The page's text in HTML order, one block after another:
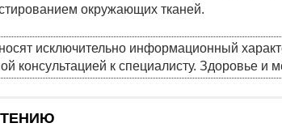
окружающих тканей.
исключительно информационный
консультацией к специалисту. Здоровье и